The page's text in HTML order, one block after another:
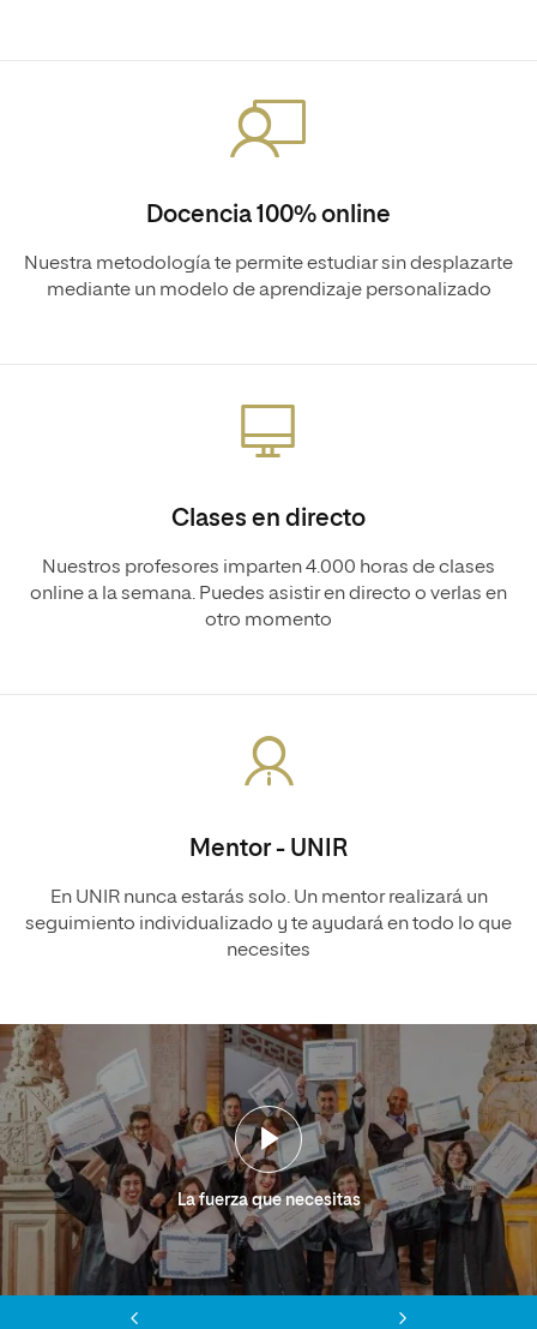
Docencia 100% online
Nuestra metodología te permite estudiar sin desplazarte
mediante un modelo de aprendizaje personalizado
Clases en directo
Nuestros profesores imparten 4.000 horas de clases
online a la semana. Puedes asistir en directo o verlas en
otro momento
Mentor - UNIR
En UNIR nunca estarás solo. Un mentor realizará un
seguimiento individualizado y te ayudará en todo lo que
necesites
La fuerza que necesitas